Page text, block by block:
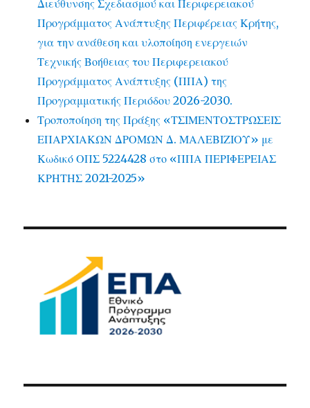
Διεύθυνσης Σχεδιασμού και Περιφερειακού
Προγράμματος Ανάπτυξης Περιφέρειας Κρήτης,
για την ανάθεση και υλοποίηση ενεργειών
Τεχνικής Βοήθειας του Περιφερειακού
Προγράμματος Ανάπτυξης (ΠΠΑ) της
Προγραμματικής Περιόδου 2026-2030.
Τροποποίηση της Πράξης «ΤΣΙΜΕΝΤΟΣΤΡΩΣΕΙΣ
ΕΠΑΡΧΙΑΚΩΝ ΔΡΟΜΩΝ Δ. ΜΑΛΕΒΙΖΙΟΥ» με
Κωδικό ΟΠΣ 5224428 στο «ΠΠΑ ΠΕΡΙΦΕΡΕΙΑΣ
ΚΡΗΤΗΣ 2021-2025»